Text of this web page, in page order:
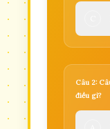
Câu 2:
điều gì?